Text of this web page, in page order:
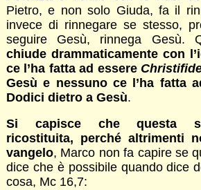
Pietro, e non solo Giuda, fa il
invece di rinnegare se stesso,
seguire Gesù, rinnega Gesù.
chiude drammaticamente con
ce l’ha fatta ad essere
Gesù e nessuno ce l’ha fatta
Dodici dietro a Gesù.
Si capisce che questa
ricostituita, perché altrimenti
vangelo, Marco non fa capire se
dice che è possibile quando dice
cosa, Mc 16,7: